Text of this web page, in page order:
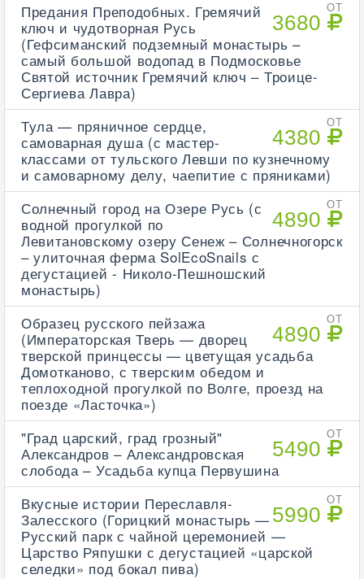
ОТ
3680
Предания Преподобных. Гремячий
ключ и чудотворная Русь
(Гефсиманский подземный монастырь –
самый большой водопад в Подмосковье
Святой источник Гремячий ключ – Троице-
Сергиева Лавра)
ОТ
4380
Тула — пряничное сердце,
самоварная душа (с мастер-
классами от тульского Левши по кузнечному
и самоварному делу, чаепитие с пряниками)
ОТ
4890
Солнечный город на Озере Русь (с
водной прогулкой по
Левитановскому озеру Сенеж – Солнечногорск
– улиточная ферма SolEcoSnails с
дегустацией - Николо-Пешношский
монастырь)
ОТ
4890
Образец русского пейзажа
(Императорская Тверь — дворец
тверской принцессы — цветущая усадьба
Домотканово, с тверским обедом и
теплоходной прогулкой по Волге, проезд на
поезде «Ласточка»)
ОТ
5490
"Град царский, град грозный"
Александров – Александровская
слобода – Усадьба купца Первушина
ОТ
5990
Вкусные истории Переславля-
Залесского (Горицкий монастырь —
Русский парк с чайной церемонией —
Царство Ряпушки с дегустацией «царской
селедки» под бокал пива)